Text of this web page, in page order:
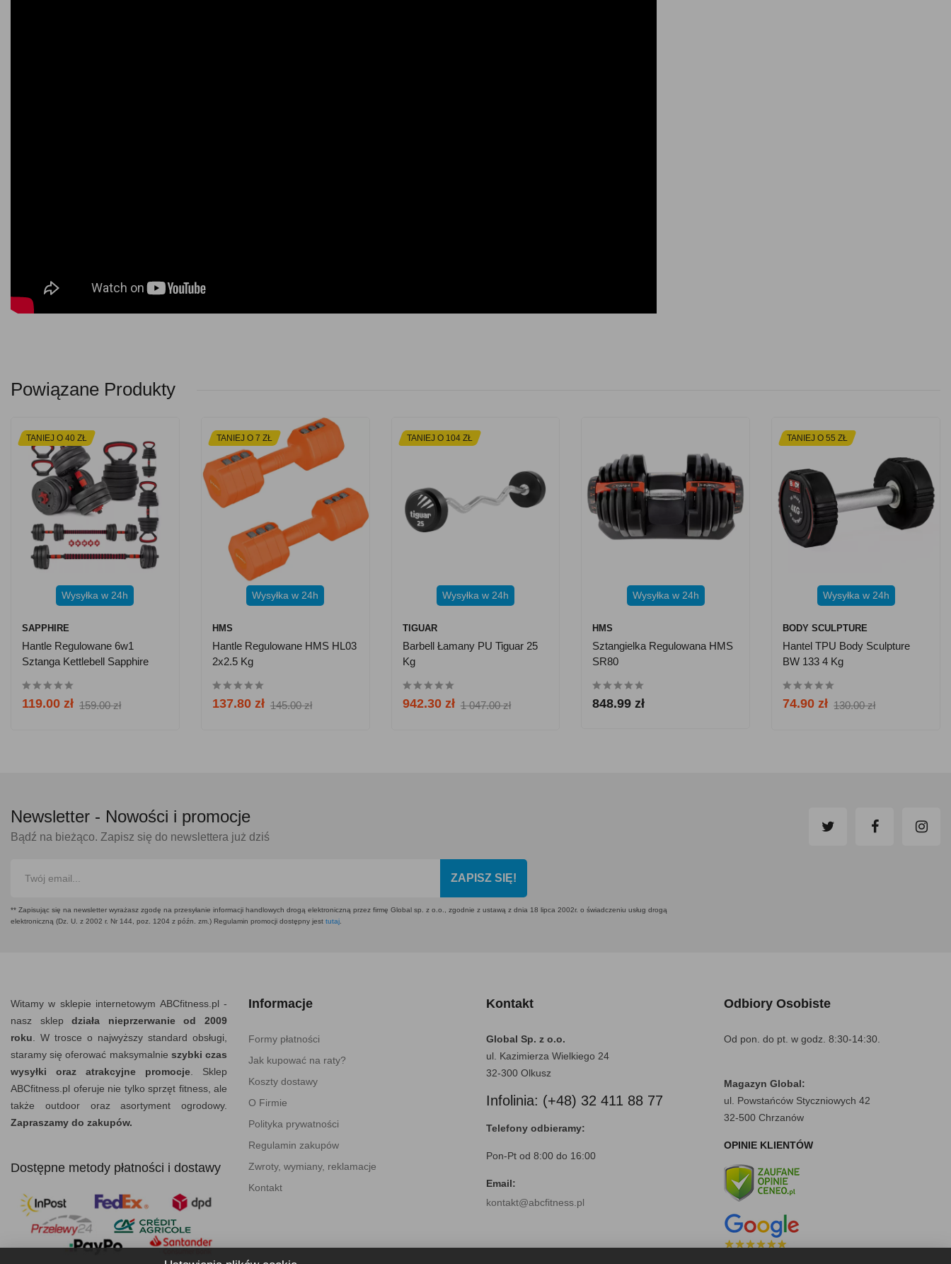
Powiązane Produkty
TANIEJ O 40 ZŁ
Wysyłka w 24h
SAPPHIRE
Hantle Regulowane 6w1
Sztanga Kettlebell Sapphire
119.00 zł 159.00 zł
TANIEJ O 7 ZŁ
Wysyłka w 24h
HMS
Hantle Regulowane HMS HL03
2x2.5 Kg
137.80 zł 145.00 zł
TANIEJ O 104 ZŁ
Wysyłka w 24h
TIGUAR
Barbell Łamany PU Tiguar 25
Kg
942.30 zł 1 047.00 zł
Wysyłka w 24h
HMS
Sztangielka Regulowana HMS
SR80
848.99 zł
TANIEJ O 55 ZŁ
Wysyłka w 24h
BODY SCULPTURE
Hantel TPU Body Sculpture
BW 133 4 Kg
74.90 zł 130.00 zł
Newsletter - Nowości i promocje
Bądź na bieżąco. Zapisz się do newslettera już dziś
ZAPISZ SIĘ!
** Zapisując się na newsletter wyrażasz zgodę na przesyłanie informacji handlowych drogą elektroniczną przez firmę Global sp. z o.o., zgodnie z ustawą z dnia 18 lipca 2002r. o świadczeniu usług drogą
elektroniczną (Dz. U. z 2002 r. Nr 144, poz. 1204 z późn. zm.) Regulamin promocji dostępny jest tutaj
Witamy w sklepie internetowym ABCfitness.pl -
nasz sklepdziała nieprzerwanie od 2009
roku . W trosce o najwyższy standard obsługi,
staramy się oferować maksymalnie szybki czas
wysyłki oraz atrakcyjne promocje . Sklep
ABCfitness.pl oferuje nie tylko sprzęt fitness, ale
także outdoor oraz asortyment ogrodowy.
Zapraszamy do zakupów.
Dostępne metody płatności i dostawy
Informacje
Formy płatności
Jak kupować na raty?
Koszty dostawy
O Firmie
Polityka prywatności
Regulamin zakupów
Zwroty, wymiany, reklamacje
Kontakt
Kontakt
Global Sp. z o.o.
ul. Kazimierza Wielkiego 24
32-300 Olkusz
Infolinia: (+48) 32 411 88 77
Telefony odbieramy:
Pon-Pt od 8:00 do 16:00
Email:
kontakt@abcfitness.pl
Odbiory Osobiste
Od pon. do pt. w godz. 8:30-14:30.
Magazyn Global:
ul. Powstańców Styczniowych 42
32-500 Chrzanów
OPINIE KLIENTÓW